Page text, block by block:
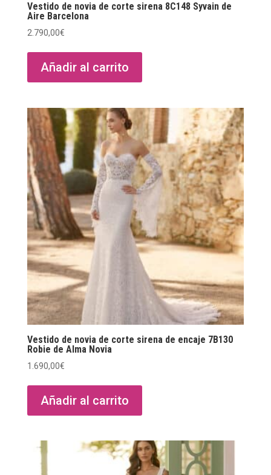
Vestido de novia de corte sirena 8C148 Syvain de
Aire Barcelona
2.790,00€
Añadir al carrito
Vestido de novia de corte sirena de encaje 7B130
Robie de Alma Novia
1.690,00€
Añadir al carrito